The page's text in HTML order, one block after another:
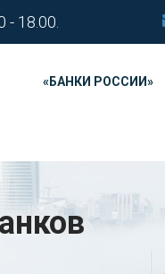
- 18.00.
«БАНКИ РОССИИ»